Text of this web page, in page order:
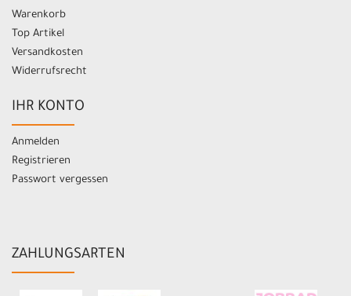
Warenkorb
Top Artikel
Versandkosten
Widerrufsrecht
IHR KONTO
Anmelden
Registrieren
Passwort vergessen
ZAHLUNGSARTEN